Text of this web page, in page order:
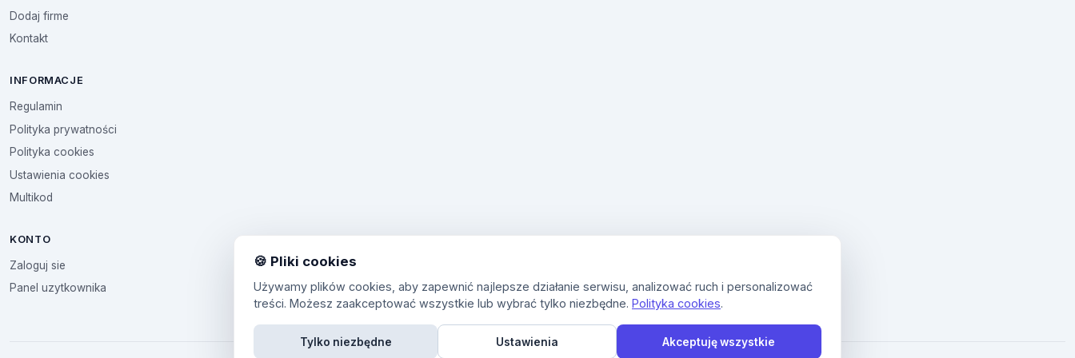
Dodaj firme
Kontakt
INFORMACJE
Regulamin
Polityka prywatności
Polityka cookies
Ustawienia cookies
Multikod
KONTO
Zaloguj sie
Panel uzytkownika
🍪 Pliki cookies
Używamy plików cookies, aby zapewnić najlepsze działanie serwisu, analizować ruch i personalizować
treści. Możesz zaakceptować wszystkie lub wybrać tylko niezbędne. Polityka cookies.
Tylko niezbędne Ustawienia Akceptuję wszystkie